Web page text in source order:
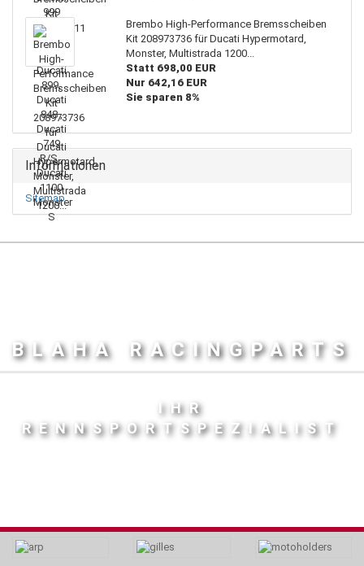
Brembo High-Performance Bremsscheiben
Kit 208973736 für Ducati Hypermotard,
Monster, Multistrada 1200...
Statt 698,00 EUR
Nur 642,16 EUR
Sie sparen 8%
Informationen
Sitemap
BLAHA RACINGPARTS
IHR
RENNSPORTSPEZIALIST